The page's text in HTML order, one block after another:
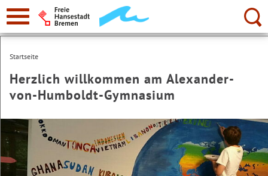
zur
Navigation
Suche:
Startseite
Herzlich willkommen am Alexander-
von-Humboldt-Gymnasium